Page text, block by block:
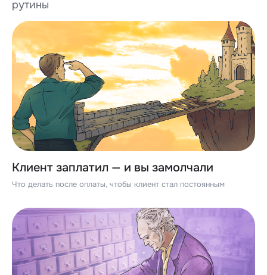
рутины
Клиент заплатил — и вы замолчали
Что делать после оплаты, чтобы клиент стал постоянным